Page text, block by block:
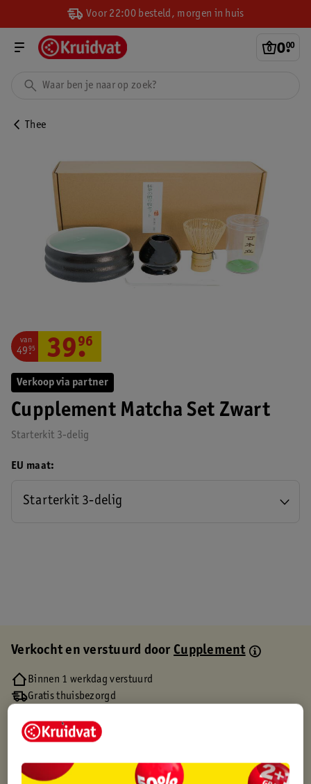
Voor 22:00 besteld, morgen in huis
0.
00
Thee
Verkoop via partner
Cupplement Matcha Set Zwart
Starterkit 3-delig
van
49.
95 39.
96
EU maat
Starterkit 3-delig
Verkocht en verstuurd doorCupplement
Binnen 1 werkdag verstuurd
Gratis thuisbezorgd
Gratis punten met je Kruidvat kaart